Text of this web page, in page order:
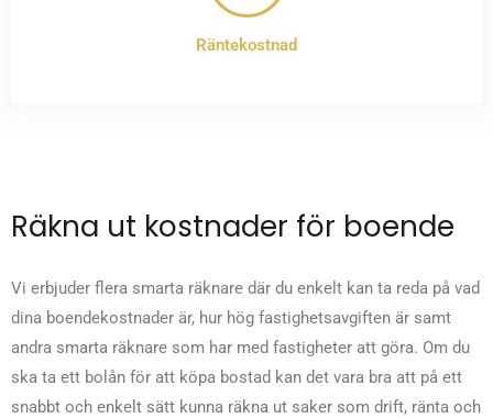
Räntekostnad
Räkna ut kostnader för boende
Vi erbjuder flera smarta räknare där du enkelt kan ta reda på vad
dina boendekostnader är, hur hög fastighetsavgiften är samt
andra smarta räknare som har med fastigheter att göra. Om du
ska ta ett bolån för att köpa bostad kan det vara bra att på ett
snabbt och enkelt sätt kunna räkna ut saker som drift, ränta och